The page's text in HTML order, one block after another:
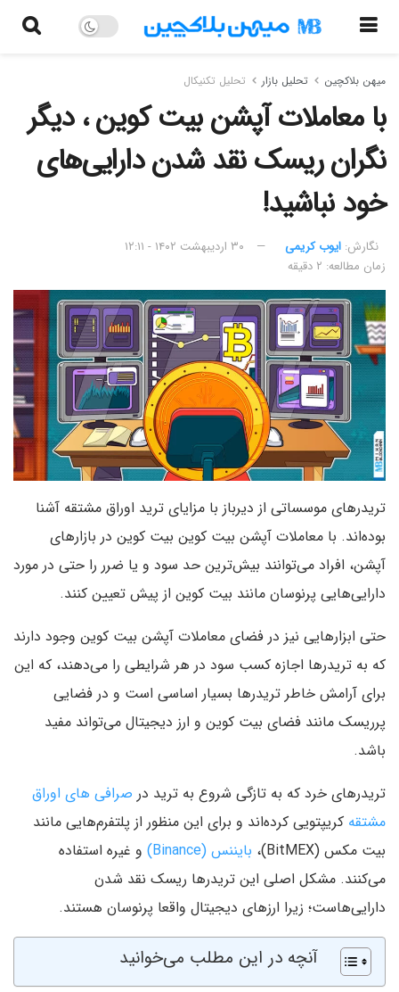
میهن بلاکچین تحلیل بازار تحلیل تکنیکال
با معاملات آپشن بیت کوین ، دیگر
نگران ریسک نقد شدن دارایی‌های
خود نباشید!
نگارش:‌ ایوب کریمی
۳۰ اردیبهشت ۱۴۰۲ - ۱۲:۱۱
زمان مطالعه: ۲ دقیقه
تریدر‌های موسساتی از دیرباز با مزایای ترید اوراق مشتقه آشنا
بوده‌اند. با معاملات آپشن بیت کوین بیت کوین در بازار‌های
آپشن، افراد می‌توانند بیش‌ترین حد سود و یا ضرر را حتی در مورد
دارایی‌هایی پرنوسان مانند بیت کوین از پیش تعیین کنند.
حتی ابزار‌هایی نیز در فضای معاملات آپشن بیت کوین وجود دارند
که به تریدر‌ها اجازه کسب سود در هر شرایطی را می‌دهند، که این
برای آرامش خاطر تریدر‌ها بسیار اساسی است و در فضایی
پرریسک مانند فضای بیت کوین و ارز دیجیتال می‌تواند مفید
باشد.
تریدر‌های خرد که به تازگی شروع به ترید در صرافی های اوراق
مشتقه کریپتویی کرده‌اند و برای این منظور از پلتفرم‌هایی مانند
بیت مکس (BitMEX)،
بایننس (Binance)
و غیره استفاده
می‌کنند. مشکل اصلی این تریدر‌ها ریسک نقد شدن
دارایی‌هاست؛ زیرا ارز‌های دیجیتال واقعا پرنوسان هستند.
آنچه در این مطلب می‌خوانید